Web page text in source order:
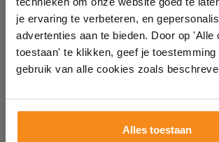
je ervaring te verbeteren, en
advertenties aan te bieden. Door op 'Alle
toestaan' te klikken, geef je toestemming
gebruik van alle cookies zoals
Alles toestaan
Laat je inspireren door 21 volledig
badkameropstellingen – van compact tot
ervaren adviseurs helpen je persoonlijk,
tegels & sanitair direct uit voorraad.
op eigen terrein.